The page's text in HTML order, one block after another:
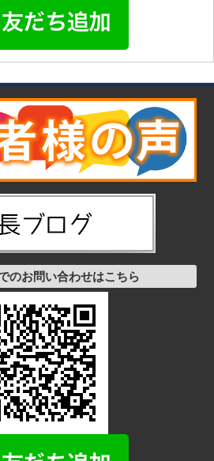
のお問い合わせはこちら